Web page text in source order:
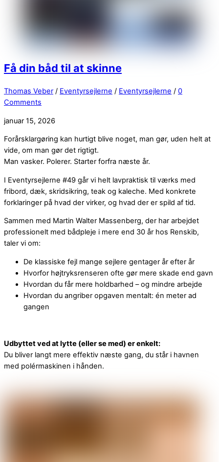
Få din båd til at skinne
Thomas Veber / Eventyrsejlerne / Eventyrsejlerne / 0
Comments
januar 15, 2026
Forårsklargøring kan hurtigt blive noget, man gør, uden helt at
vide, om man gør det rigtigt.
Man vasker. Polerer. Starter forfra næste år.
I Eventyrsejlerne #49 går vi helt lavpraktisk til værks med
fribord, dæk, skridsikring, teak og kaleche. Med konkrete
forklaringer på hvad der virker, og hvad der er spild af tid.
Sammen med Martin Walter Massenberg, der har arbejdet
professionelt med bådpleje i mere end 30 år hos Renskib,
taler vi om:
De klassiske fejl mange sejlere gentager år efter år
Hvorfor højtryksrenseren ofte gør mere skade end gavn
Hvordan du får mere holdbarhed – og mindre arbejde
Hvordan du angriber opgaven mentalt: én meter ad
gangen
Udbyttet ved at lytte (eller se med) er enkelt:
Du bliver langt mere effektiv næste gang, du står i havnen
med polérmaskinen i hånden.